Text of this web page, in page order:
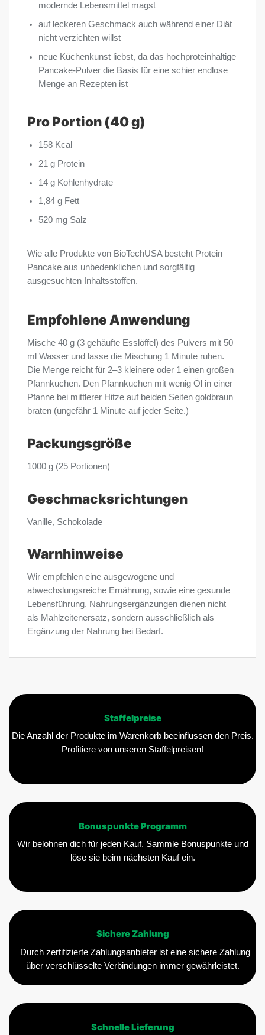
modernde Lebensmittel magst
auf leckeren Geschmack auch während einer Diät
nicht verzichten willst
neue Küchenkunst liebst, da das hochproteinhaltige
Pancake-Pulver die Basis für eine schier endlose
Menge an Rezepten ist
Pro Portion (40 g)
158 Kcal
21 g Protein
14 g Kohlenhydrate
1,84 g Fett
520 mg Salz
Wie alle Produkte von BioTechUSA besteht Protein
Pancake aus unbedenklichen und sorgfältig
ausgesuchten Inhaltsstoffen.
Empfohlene Anwendung
Mische 40 g (3 gehäufte Esslöffel) des Pulvers mit 50
ml Wasser und lasse die Mischung 1 Minute ruhen.
Die Menge reicht für 2–3 kleinere oder 1 einen großen
Pfannkuchen. Den Pfannkuchen mit wenig Öl in einer
Pfanne bei mittlerer Hitze auf beiden Seiten goldbraun
braten (ungefähr 1 Minute auf jeder Seite.)
Packungsgröße
1000 g (25 Portionen)
Geschmacksrichtungen
Vanille, Schokolade
Warnhinweise
Wir empfehlen eine ausgewogene und
abwechslungsreiche Ernährung, sowie eine gesunde
Lebensführung. Nahrungsergänzungen dienen nicht
als Mahlzeitenersatz, sondern ausschließlich als
Ergänzung der Nahrung bei Bedarf.
Staffelpreise
Die Anzahl der Produkte im Warenkorb beeinflussen den Preis.
Profitiere von unseren Staffelpreisen!
Bonuspunkte Programm
Wir belohnen dich für jeden Kauf. Sammle Bonuspunkte und
löse sie beim nächsten Kauf ein.
Sichere Zahlung
Durch zertifizierte Zahlungsanbieter ist eine sichere Zahlung
über verschlüsselte Verbindungen immer gewährleistet.
Schnelle Lieferung